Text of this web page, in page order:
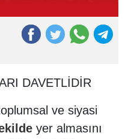
DAVETLİDİR
ve siyasi
yer almasını